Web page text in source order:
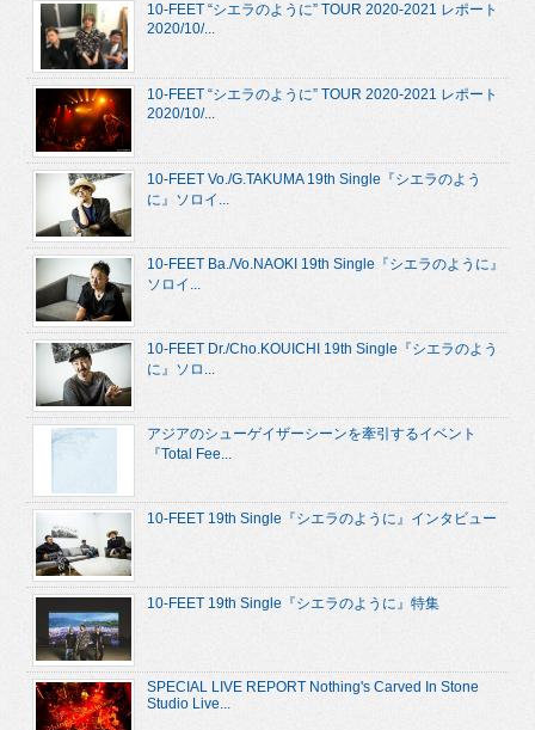
10-FEET “シエラのように” TOUR 2020-2021 レポート
2020/10/...
10-FEET “シエラのように” TOUR 2020-2021 レポート
2020/10/...
10-FEET Vo./G.TAKUMA 19th Single『シエラのよう
に』ソロイ...
10-FEET Ba./Vo.NAOKI 19th Single『シエラのように』
ソロイ...
10-FEET Dr./Cho.KOUICHI 19th Single『シエラのよう
に』ソロ...
アジアのシューゲイザーシーンを牽引するイベント
『Total Fee...
10-FEET 19th Single『シエラのように』インタビュー
10-FEET 19th Single『シエラのように』特集
SPECIAL LIVE REPORT Nothing's Carved In Stone
Studio Live...